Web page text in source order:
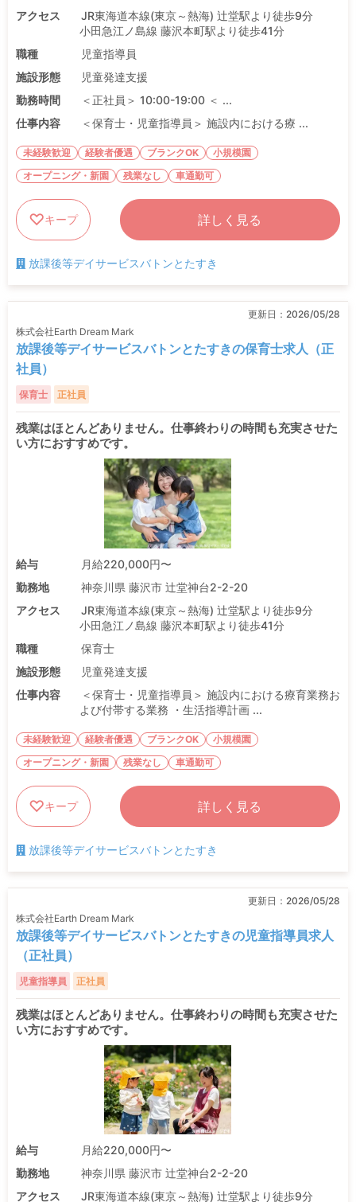
アクセス
JR東海道本線(東京～熱海) 辻堂駅より徒歩9分
小田急江ノ島線 藤沢本町駅より徒歩41分
職種
児童指導員
施設形態
児童発達支援
勤務時間
＜正社員＞ 10:00-19:00 ＜ ...
仕事内容
＜保育士・児童指導員＞ 施設内における療 ...
未経験歓迎 経験者優遇 ブランクOK
小規模園
オープニング・新園
残業なし 車通勤可
キープ 詳しく見る
放課後等デイサービスバトンとたすき
更新日： 2026/05/28
株式会社Earth Dream Mark
放課後等デイサービスバトンとたすきの保育士求人（正
社員）
保育士 正社員
残業はほとんどありません。仕事終わりの時間も充実させた
い方におすすめです。
給与
月給220,000円〜
勤務地
神奈川県 藤沢市 辻堂神台2-2-20
アクセス
JR東海道本線(東京～熱海) 辻堂駅より徒歩9分
小田急江ノ島線 藤沢本町駅より徒歩41分
職種
保育士
施設形態
児童発達支援
仕事内容
＜保育士・児童指導員＞ 施設内における療育業務お
よび付帯する業務 ・生活指導計画 ...
未経験歓迎 経験者優遇 ブランクOK
小規模園
オープニング・新園
残業なし 車通勤可
キープ 詳しく見る
放課後等デイサービスバトンとたすき
更新日： 2026/05/28
株式会社Earth Dream Mark
放課後等デイサービスバトンとたすきの児童指導員求人
（正社員）
児童指導員 正社員
残業はほとんどありません。仕事終わりの時間も充実させた
い方におすすめです。
給与
月給220,000円〜
勤務地
神奈川県 藤沢市 辻堂神台2-2-20
アクセス
JR東海道本線(東京～熱海) 辻堂駅より徒歩9分